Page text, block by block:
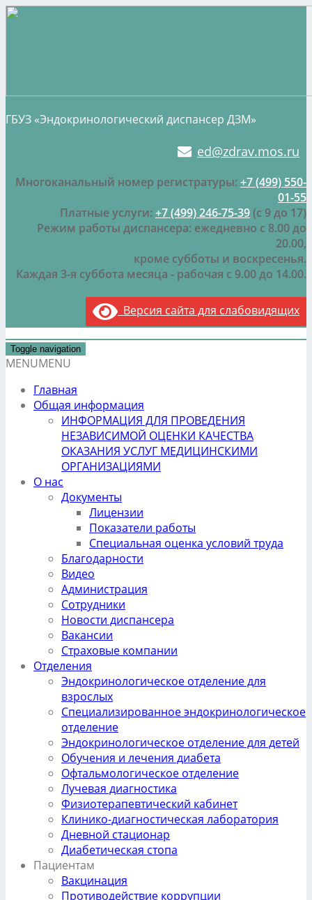
ГБУЗ «Эндокринологический диспансер ДЗМ»
ed@zdrav.mos.ru
Многоканальный номер регистратуры: +7 (499) 550-
01-55
Платные услуги: +7 (499) 246-75-39 (с 9 до 17)
Режим работы диспансера: ежедневно с 8.00 до
20.00,
кроме субботы и воскресенья.
Каждая 3-я суббота месяца - рабочая с 9.00 до 14.00.
Версия сайта для слабовидящих
Toggle navigation
MENUMENU
Главная
Общая информация
ИНФОРМАЦИЯ ДЛЯ ПРОВЕДЕНИЯ
НЕЗАВИСИМОЙ ОЦЕНКИ КАЧЕСТВА
ОКАЗАНИЯ УСЛУГ МЕДИЦИНСКИМИ
ОРГАНИЗАЦИЯМИ
О нас
Документы
Лицензии
Показатели работы
Специальная оценка условий труда
Благодарности
Видео
Администрация
Сотрудники
Новости диспансера
Вакансии
Страховые компании
Отделения
Эндокринологическое отделение для
взрослых
Специализированное эндокринологическое
отделение
Эндокринологическое отделение для детей
Обучения и лечения диабета
Офтальмологическое отделение
Лучевая диагностика
Физиотерапевтический кабинет
Клинико-диагностическая лаборатория
Дневной стационар
Диабетическая стопа
Пациентам
Вакцинация
Противодействие коррупции